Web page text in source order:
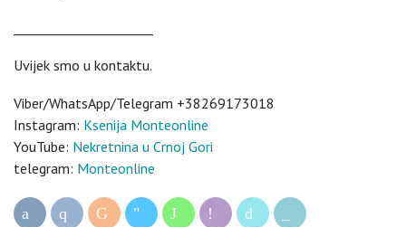
Uvijek smo u kontaktu.
Viber/WhatsApp/Telegram +38269173018
Instagram: Ksenija Monteonline
YouTube: Nekretnina u Crnoj Gori
telegram: Monteonline